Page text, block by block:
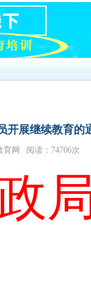
开展继续教育的
育网 阅读：74706次